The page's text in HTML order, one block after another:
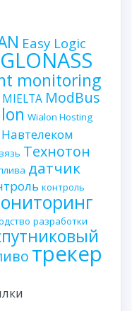
Easy Logic
GLONASS
monitoring
MIELTA ModBus
Wialon Hosting
Навтелеком
Технотон
датчик
контроль
разработки
трекер